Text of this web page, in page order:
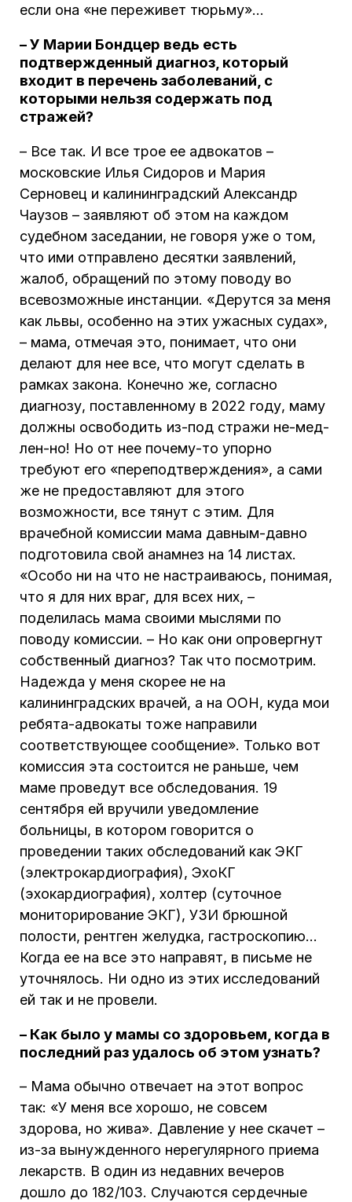
если она «не переживет тюрьму»…
– У Марии Бондцер ведь есть
подтвержденный диагноз, который
входит в перечень заболеваний, с
которыми нельзя содержать под
стражей?
– Все так. И все трое ее адвокатов –
московские Илья Сидоров и Мария
Серновец и калининградский Александр
Чаузов – заявляют об этом на каждом
судебном заседании, не говоря уже о том,
что ими отправлено десятки заявлений,
жалоб, обращений по этому поводу во
всевозможные инстанции. «Дерутся за меня
как львы, особенно на этих ужасных судах»,
– мама, отмечая это, понимает, что они
делают для нее все, что могут сделать в
рамках закона. Конечно же, согласно
диагнозу, поставленному в 2022 году, маму
должны освободить из-под стражи не-мед-
лен-но! Но от нее почему-то упорно
требуют его «переподтверждения», а сами
же не предоставляют для этого
возможности, все тянут с этим. Для
врачебной комиссии мама давным-давно
подготовила свой анамнез на 14 листах.
«Особо ни на что не настраиваюсь, понимая,
что я для них враг, для всех них, –
поделилась мама своими мыслями по
поводу комиссии. – Но как они опровергнут
собственный диагноз? Так что посмотрим.
Надежда у меня скорее не на
калининградских врачей, а на ООН, куда мои
ребята-адвокаты тоже направили
соответствующее сообщение». Только вот
комиссия эта состоится не раньше, чем
маме проведут все обследования. 19
сентября ей вручили уведомление
больницы, в котором говорится о
проведении таких обследований как ЭКГ
(электрокардиография), ЭхоКГ
(эхокардиография), холтер (суточное
мониторирование ЭКГ), УЗИ брюшной
полости, рентген желудка, гастроскопию…
Когда ее на все это направят, в письме не
уточнялось. Ни одно из этих исследований
ей так и не провели.
– Как было у мамы со здоровьем, когда в
последний раз удалось об этом узнать?
– Мама обычно отвечает на этот вопрос
так: «У меня все хорошо, не совсем
здорова, но жива». Давление у нее скачет –
из-за вынужденного нерегулярного приема
лекарств. В один из недавних вечеров
дошло до 182/103. Случаются сердечные